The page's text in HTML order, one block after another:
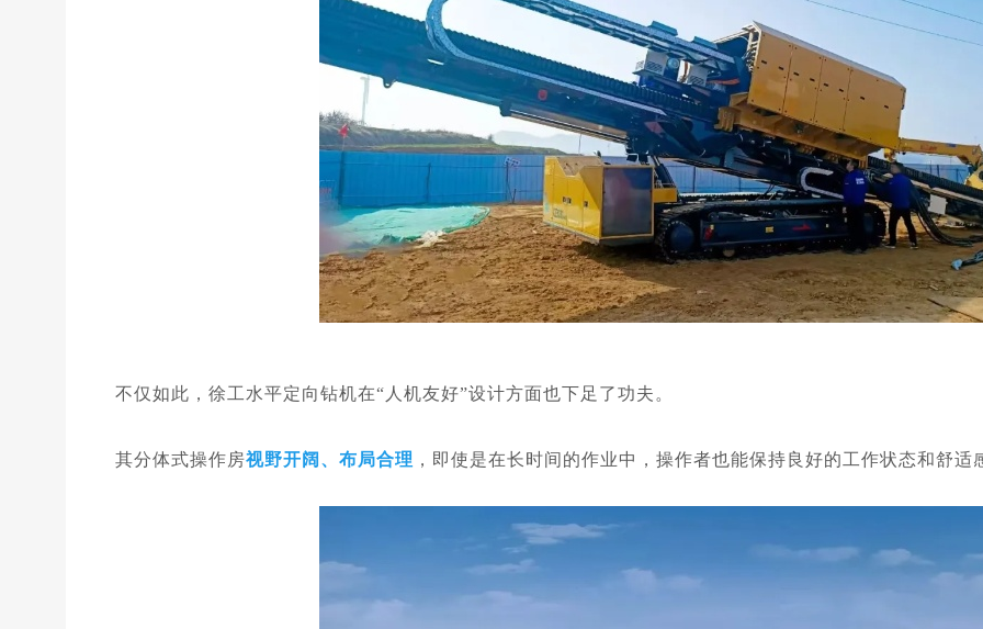
不仅如此，徐工水平定向钻机在“人机友好”设计方面也下足了功夫。
其分体式操作房视野开阔、布局合理 ，即使是在长时间的作业中，操作者也能保持良好的工作状态和舒适